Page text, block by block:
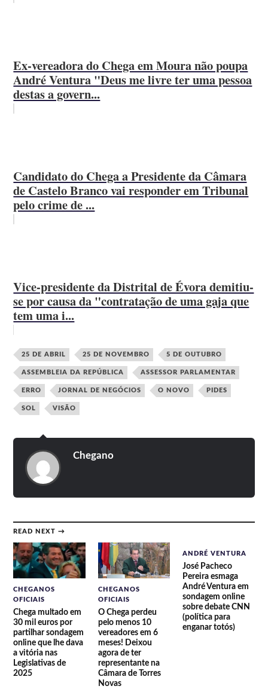
Ex-vereadora do Chega em Moura não poupa
André Ventura "Deus me livre ter uma pessoa
destas a govern...
Candidato do Chega a Presidente da Câmara
de Castelo Branco vai responder em Tribunal
pelo crime de ...
Vice-presidente da Distrital de Évora demitiu-
se por causa da "contratação de uma gaja que
tem uma i...
25 DE ABRIL 25 DE NOVEMBRO 5 DE OUTUBRO
ASSEMBLEIA DA REPÚBLICA ASSESSOR PARLAMENTAR
ERRO JORNAL DE NEGÓCIOS O NOVO PIDES
SOL VISÃO
Chegano
READ NEXT →
CHEGANOS
OFICIAIS
Chega multado em
30 mil euros por
partilhar sondagem
online que lhe dava
a vitória nas
Legislativas de
2025
CHEGANOS
OFICIAIS
O Chega perdeu
pelo menos 10
vereadores em 6
meses! Deixou
agora de ter
representante na
Câmara de Torres
Novas
ANDRÉ VENTURA
José Pacheco
Pereira esmaga
André Ventura em
sondagem online
sobre debate CNN
(política para
enganar totós)